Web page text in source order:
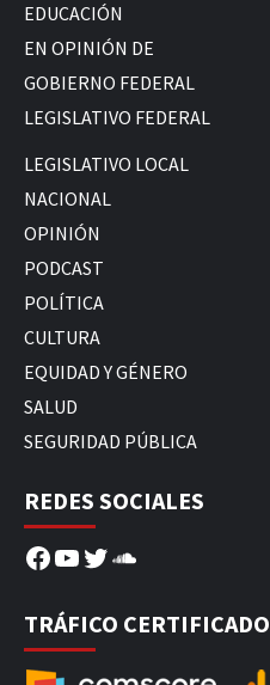
EDUCACIÓN
EN OPINIÓN DE
GOBIERNO FEDERAL
LEGISLATIVO FEDERAL
LEGISLATIVO LOCAL
NACIONAL
OPINIÓN
PODCAST
POLÍTICA
CULTURA
EQUIDAD Y GÉNERO
SALUD
SEGURIDAD PÚBLICA
REDES SOCIALES
Facebook
YouTube
Twitter
SoundCloud
TRÁFICO CERTIFICADO